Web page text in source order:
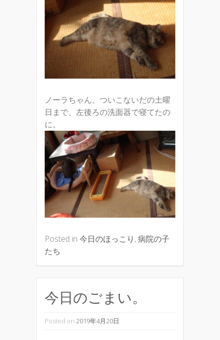
ノーラちゃん、ついこないだの土曜
日まで、左後ろの洗面器で寝てたの
に。
Posted in 今日のほっこり ,病院の子
たち
今日のごまい。
Posted on 2019年4月20日